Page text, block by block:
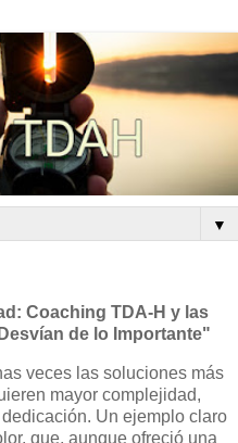
▼
Coaching TDA-H y las
de lo Importante"
veces las soluciones más
mayor complejidad,
Un ejemplo claro
que, aunque ofreció una